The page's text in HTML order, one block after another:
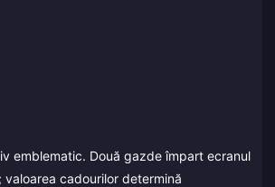
emblematic. Două gazde împart ecranul
cadourilor determină